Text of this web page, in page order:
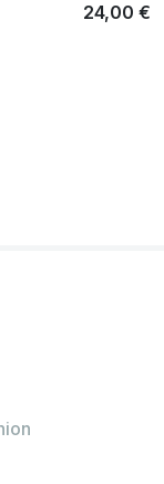
24,00 €